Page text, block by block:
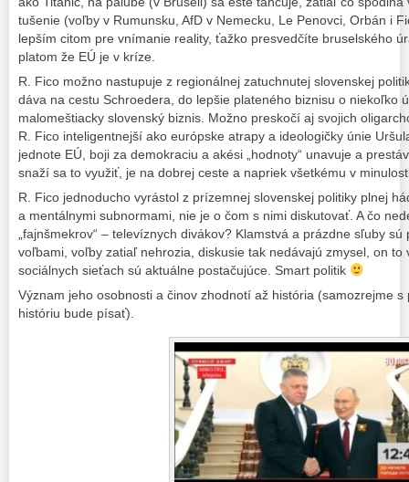
tušenie (voľby v Rumunsku, AfD v Nemecku, Le Penovci, Orbán i
lepším citom pre vnímanie reality, ťažko presvedčíte bruselského
platom že EÚ je v kríze.
R. Fico možno nastupuje z regionálnej zatuchnutej slovenskej
dáva na cestu Schroedera, do lepšie plateného biznisu o niekoľko
malomeštiacky slovenský biznis. Možno preskočí aj svojich
R. Fico inteligentnejší ako európske atrapy a ideologičky únie
jednote EÚ, boji za demokraciu a akési „hodnoty“ unavuje a
snaží sa to využiť, je na dobrej ceste a napriek všetkému v
R. Fico jednoducho vyrástol z prízemnej slovenskej politiky plnej
a mentálnymi subnormami, nie je o čom s nimi diskutovať. A čo
„fajnšmekrov“ – televíznych divákov? Klamstvá a prázdne sľuby
voľbami, voľby zatiaľ nehrozia, diskusie tak nedávajú zmysel, on to
sociálnych sieťach sú aktuálne postačujúce. Smart politik
Význam jeho osobnosti a činov zhodnotí až história (samozrejme
históriu bude písať).